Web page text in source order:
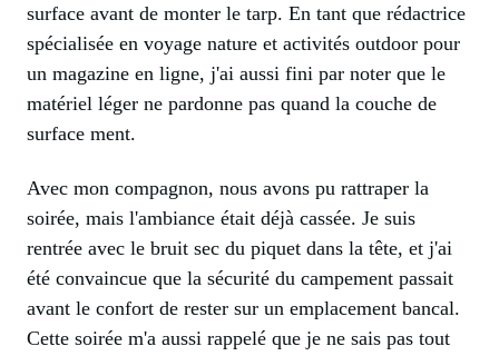
surface avant de monter le tarp. En tant que rédactrice
spécialisée en voyage nature et activités outdoor pour
un magazine en ligne, j'ai aussi fini par noter que le
matériel léger ne pardonne pas quand la couche de
surface ment.
Avec mon compagnon, nous avons pu rattraper la
soirée, mais l'ambiance était déjà cassée. Je suis
rentrée avec le bruit sec du piquet dans la tête, et j'ai
été convaincue que la sécurité du campement passait
avant le confort de rester sur un emplacement bancal.
Cette soirée m'a aussi rappelé que je ne sais pas tout